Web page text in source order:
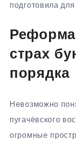
подготовила
Реформа
страх
порядка
Невозможно
пугачёвского
огромные